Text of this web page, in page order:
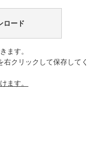
ロード
ます。
クリックして保存してく
ます。